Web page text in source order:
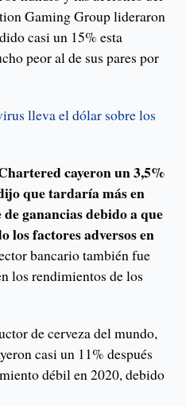
Gaming Group lideraron
casi un 15% esta
peor al de sus pares por
lleva el dólar sobre los
cayeron un 3,5%
que tardaría más en
ganancias debido a que
los factores adversos en
bancario también fue
los rendimientos de los
de cerveza del mundo,
casi un 11% después
débil en 2020, debido